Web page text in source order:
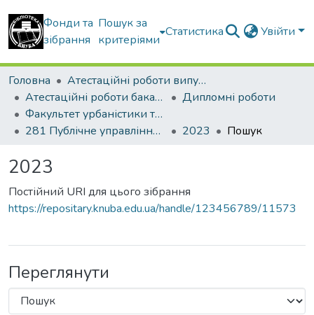
Фонди та
зібрання
Пошук за
критеріями
Статистика Увійти
Головна
Атестаційні роботи випускників
Атестаційні роботи бакалаврів
Дипломні роботи
Факультет урбаністики та просторового планування
281 Публічне управління та адміністрування. Державне управління у сфері містобудівної діяльності
2023 Пошук
2023
Постійний URI для цього зібрання
https://repositary.knuba.edu.ua/handle/123456789/11573
Переглянути